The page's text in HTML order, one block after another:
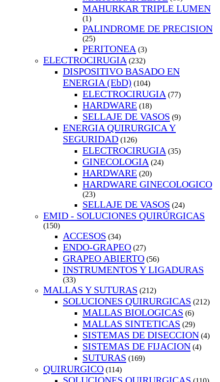
MAHURKAR TRIPLE LUMEN
(1)
PALINDROME DE PRECISION
(25)
PERITONEA (3)
ELECTROCIRUGIA (232)
DISPOSITIVO BASADO EN
ENERGIA (EbD) (104)
ELECTROCIRUGIA (77)
HARDWARE (18)
SELLAJE DE VASOS (9)
ENERGIA QUIRURGICA Y
SEGURIDAD (126)
ELECTROCIRUGIA (35)
GINECOLOGIA (24)
HARDWARE (20)
HARDWARE GINECOLOGICO
(23)
SELLAJE DE VASOS (24)
EMID - SOLUCIONES QUIRÚRGICAS
(150)
ACCESOS (34)
ENDO-GRAPEO (27)
GRAPEO ABIERTO (56)
INSTRUMENTOS Y LIGADURAS
(33)
MALLAS Y SUTURAS (212)
SOLUCIONES QUIRURGICAS (212)
MALLAS BIOLOGICAS (6)
MALLAS SINTETICAS (29)
SISTEMAS DE DISECCION (4)
SISTEMAS DE FIJACION (4)
SUTURAS (169)
QUIRURGICO (114)